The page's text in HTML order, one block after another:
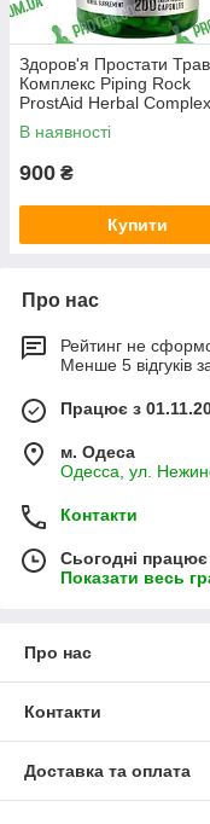
Здоров'я Простати
Комплекс Piping Rock
ProstAid Herbal
капс
В наявності
900 ₴
Купити
Про нас
Рейтинг не
Менше 5 відгуків
Працює з
м. Одеса
Одесса, ул.
Контакти
Сьогодні
Показати весь
Про нас
Контакти
Доставка та оплата